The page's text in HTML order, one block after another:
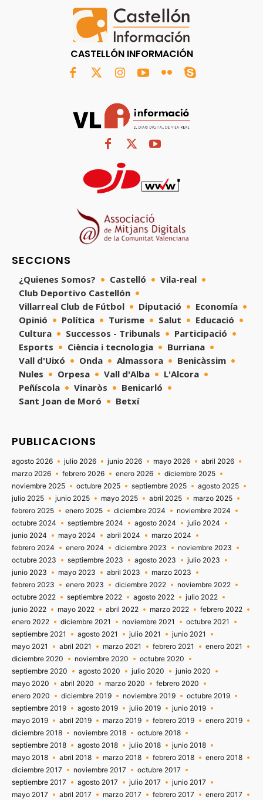
CASTELLÓN INFORMACIÓN
SECCIONS
¿Quienes Somos? Castelló
Vila-real
Club Deportivo Castellón
Villarreal Club de Fútbol
Diputació
Economía
Opinió
Política Turisme Salut
Educació
Cultura
Successos - Tribunals
Participació
Esports
Ciència i tecnologia
Burriana
Vall d'Uixó
Onda Almassora
Benicàssim
Nules
Orpesa Vall d'Alba
L'Alcora
Peñíscola
Vinaròs
Benicarló
Sant Joan de Moró
Betxí
PUBLICACIONS
agosto 2026 julio 2026 junio 2026 mayo 2026
abril 2026
marzo 2026
febrero 2026 enero 2026
diciembre 2025
noviembre 2025
octubre 2025 septiembre 2025
agosto 2025
julio 2025
junio 2025 mayo 2025 abril 2025
marzo 2025
febrero 2025
enero 2025 diciembre 2024
noviembre 2024
octubre 2024
septiembre 2024 agosto 2024
julio 2024
junio 2024
mayo 2024 abril 2024
marzo 2024
febrero 2024
enero 2024 diciembre 2023
noviembre 2023
octubre 2023
septiembre 2023 agosto 2023
julio 2023
junio 2023
mayo 2023 abril 2023
marzo 2023
febrero 2023
enero 2023 diciembre 2022
noviembre 2022
octubre 2022
septiembre 2022 agosto 2022
julio 2022
junio 2022
mayo 2022 abril 2022 marzo 2022
febrero 2022
enero 2022
diciembre 2021 noviembre 2021
octubre 2021
septiembre 2021
agosto 2021 julio 2021
junio 2021
mayo 2021
abril 2021 marzo 2021 febrero 2021
enero 2021
diciembre 2020
noviembre 2020
octubre 2020
septiembre 2020
agosto 2020 julio 2020
junio 2020
mayo 2020
abril 2020 marzo 2020
febrero 2020
enero 2020
diciembre 2019 noviembre 2019
octubre 2019
septiembre 2019
agosto 2019 julio 2019
junio 2019
mayo 2019
abril 2019 marzo 2019 febrero 2019
enero 2019
diciembre 2018
noviembre 2018
octubre 2018
septiembre 2018
agosto 2018 julio 2018
junio 2018
mayo 2018
abril 2018 marzo 2018 febrero 2018
enero 2018
diciembre 2017
noviembre 2017
octubre 2017
septiembre 2017
agosto 2017 julio 2017
junio 2017
mayo 2017
abril 2017 marzo 2017 febrero 2017 enero 2017